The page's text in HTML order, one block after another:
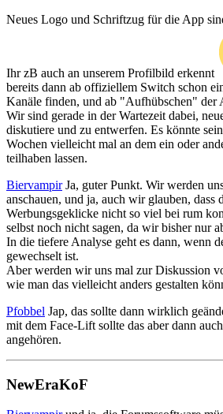
Neues Logo und Schriftzug für die App
Ihr zB auch an unserem Profilbild erkennt
bereits dann ab offiziellem Switch schon
Kanäle finden, und ab "Aufhübschen" der
Wir sind gerade in der Wartezeit dabei,
diskutiere und zu entwerfen. Es könnte
Wochen vielleicht mal an dem ein oder
teilhaben lassen.
BiervampirJa, guter Punkt. Wir werden
anschauen, und ja, auch wir glauben, dass
Werbungsgeklicke nicht so viel bei rum
selbst noch nicht sagen, da wir bisher nur
In die tiefere Analyse geht es dann, wenn
gewechselt ist.
Aber werden wir uns mal zur Diskussion
wie man das vielleicht anders gestalten
Pfobbel Jap, das sollte dann wirklich
mit dem Face-Lift sollte das aber dann
angehören.
NewEraKoF